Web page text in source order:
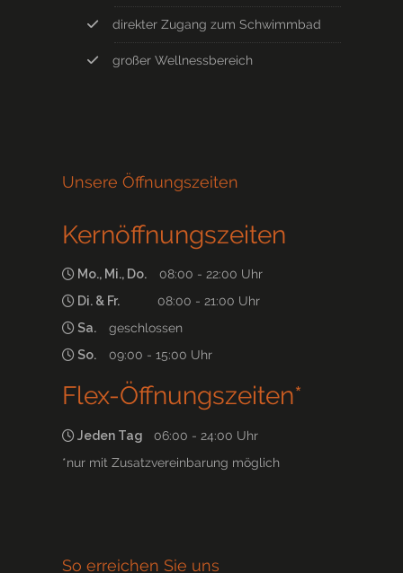
direkter Zugang zum Schwimmbad
großer Wellnessbereich
Unsere Öffnungszeiten
Kernöffnungszeiten
Mo., Mi., Do.
08:00 - 22:00 Uhr
Di. & Fr.
08:00 - 21:00 Uhr
Sa.
geschlossen
So.
09:00 - 15:00 Uhr
Flex-Öffnungszeiten*
Jeden Tag 06:00 - 24:00 Uhr
*nur mit Zusatzvereinbarung möglich
So erreichen Sie uns